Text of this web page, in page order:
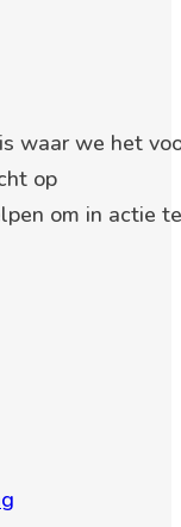
waar we het
op
om in actie te